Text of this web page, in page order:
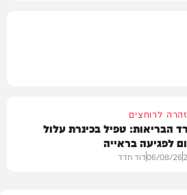
לרוחצים
הבריאות: טפיל בכינרת עלול
לפגיעה בראייה
06/08/26דוד חדד